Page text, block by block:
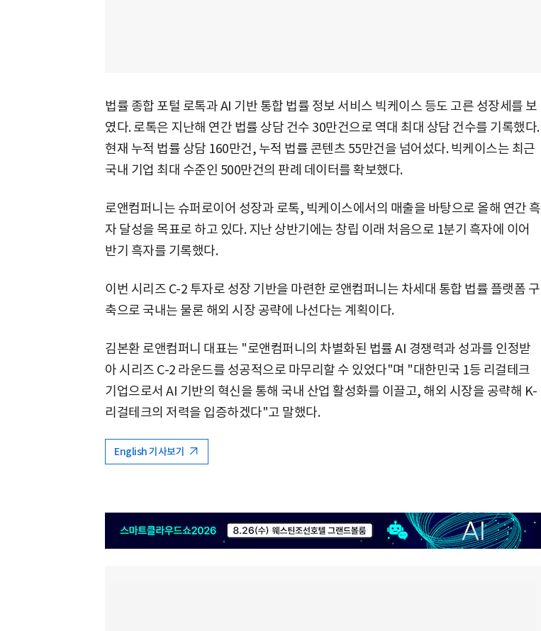
법률 종합 포털 로톡과 AI 기반 통합 법률 정보 서비스 빅케이스 등도 고른 성장세를 보
였다. 로톡은 지난해 연간 법률 상담 건수 30만건으로 역대 최대 상담 건수를 기록했다.
현재 누적 법률 상담 160만건, 누적 법률 콘텐츠 55만건을 넘어섰다. 빅케이스는 최근
국내 기업 최대 수준인 500만건의 판례 데이터를 확보했다.
로앤컴퍼니는 슈퍼로이어 성장과 로톡, 빅케이스에서의 매출을 바탕으로 올해 연간 흑
자 달성을 목표로 하고 있다. 지난 상반기에는 창립 이래 처음으로 1분기 흑자에 이어
반기 흑자를 기록했다.
이번 시리즈 C-2 투자로 성장 기반을 마련한 로앤컴퍼니는 차세대 통합 법률 플랫폼 구
축으로 국내는 물론 해외 시장 공략에 나선다는 계획이다.
김본환 로앤컴퍼니 대표는 "로앤컴퍼니의 차별화된 법률 AI 경쟁력과 성과를 인정받
아 시리즈 C-2 라운드를 성공적으로 마무리할 수 있었다"며 "대한민국 1등 리걸테크
기업으로서 AI 기반의 혁신을 통해 국내 산업 활성화를 이끌고, 해외 시장을 공략해 K-
리걸테크의 저력을 입증하겠다"고 말했다.
English 기사보기